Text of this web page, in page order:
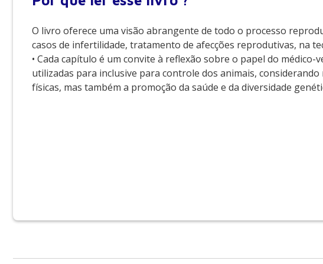
O livro oferece uma visão abrangente de todo o processo
casos de infertilidade, tratamento de afecções reprodutivas, na
• Cada capítulo é um convite à reflexão sobre o papel do
utilizadas para inclusive para controle dos animais,
físicas, mas também a promoção da saúde e da diversidade